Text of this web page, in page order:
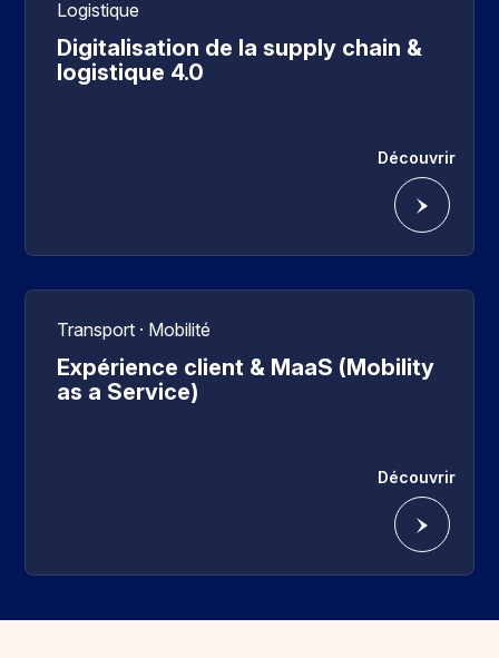
Logistique
Digitalisation de la supply chain &
logistique 4.0
Découvrir
Transport · Mobilité
Expérience client & MaaS (Mobility
as a Service)
Découvrir